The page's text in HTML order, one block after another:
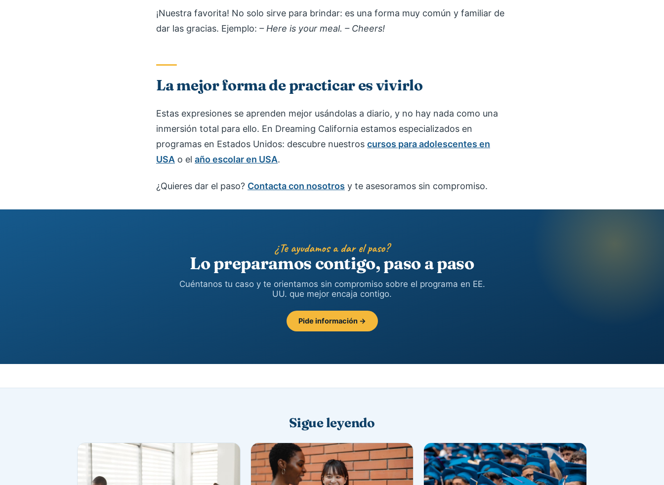
¡Nuestra favorita! No solo sirve para brindar: es una forma muy común y familiar de
dar las gracias. Ejemplo: – Here is your meal. – Cheers!
La mejor forma de practicar es vivirlo
Estas expresiones se aprenden mejor usándolas a diario, y no hay nada como una
inmersión total para ello. En Dreaming California estamos especializados en
programas en Estados Unidos: descubre nuestros cursos para adolescentes en
USA o el año escolar en USA.
¿Quieres dar el paso? Contacta con nosotros y te asesoramos sin compromiso.
¿Te ayudamos a dar el paso?
Lo preparamos contigo, paso a paso
Cuéntanos tu caso y te orientamos sin compromiso sobre el programa en EE.
UU. que mejor encaja contigo.
Pide información →
Sigue leyendo